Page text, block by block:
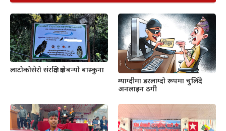
लाटोकोसेरो संरक्षित क्षेत्र बन्यो बास्कुना
म्याग्दीमा डरलाग्दो रूपमा चुलिँदै
अनलाइन ठगी